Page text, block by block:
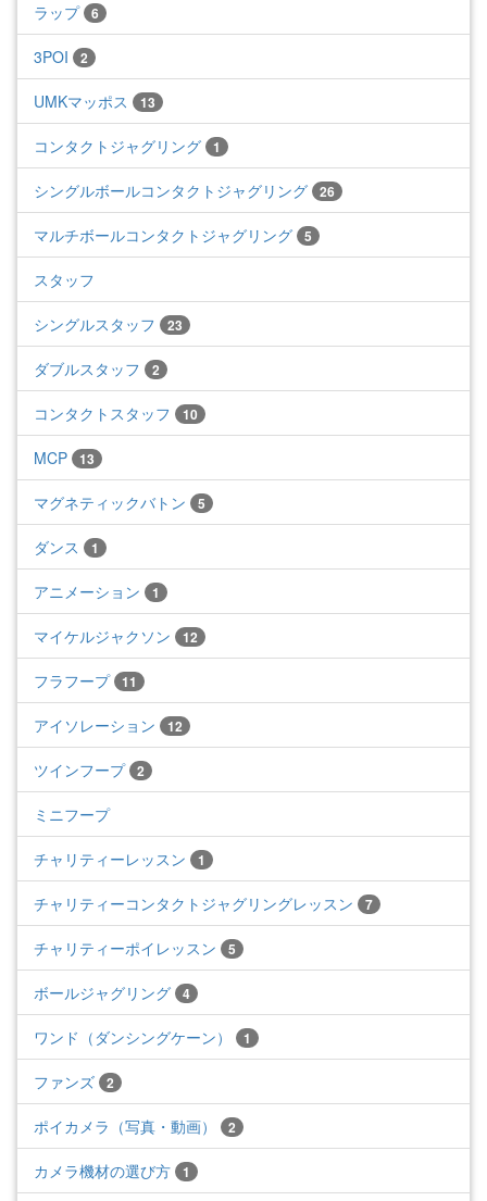
ラップ 6
3POI 2
UMKマッポス 13
コンタクトジャグリング 1
シングルボールコンタクトジャグリング 26
マルチボールコンタクトジャグリング 5
スタッフ
シングルスタッフ 23
ダブルスタッフ 2
コンタクトスタッフ 10
MCP 13
マグネティックバトン 5
ダンス 1
アニメーション 1
マイケルジャクソン 12
フラフープ 11
アイソレーション 12
ツインフープ 2
ミニフープ
チャリティーレッスン 1
チャリティーコンタクトジャグリングレッスン 7
チャリティーポイレッスン 5
ボールジャグリング 4
ワンド（ダンシングケーン） 1
ファンズ 2
ポイカメラ（写真・動画） 2
カメラ機材の選び方 1